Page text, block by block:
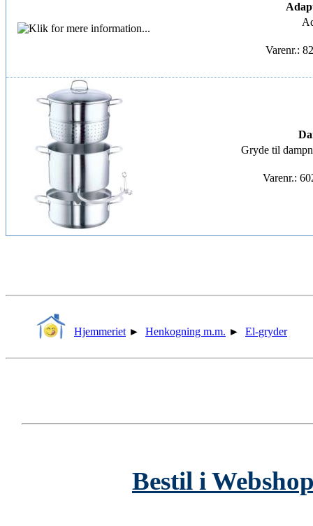
Varenr.:
Gryde til
Varenr.:
Hjemmeriet ► Henkogning m.m. ► El-gryder
Bestil i